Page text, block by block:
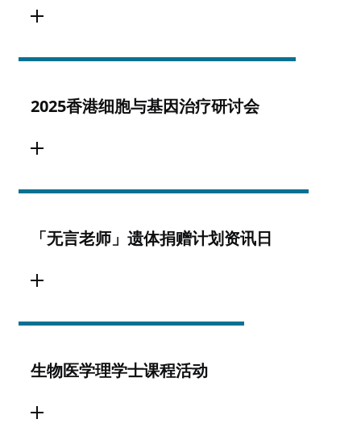
2025香港细胞与基因治疗研讨会
「无言老师」遗体捐赠计划资讯日
生物医学理学士课程活动